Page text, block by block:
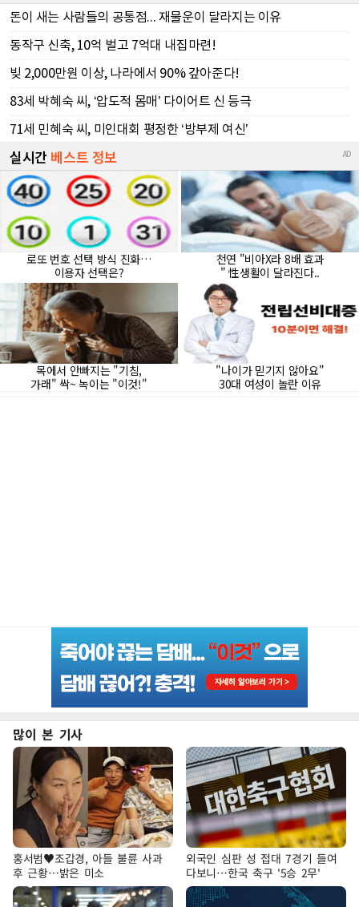
많이 본 기사
홍서범♥조갑경, 아들 불륜 사과
후 근황…밝은 미소
외국인 심판 성 접대 7경기 들여
다보니…한국 축구 '5승 2무'